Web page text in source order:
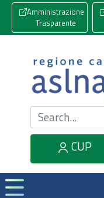
Amministrazione
Trasparente
Cerca nel sito
CUP